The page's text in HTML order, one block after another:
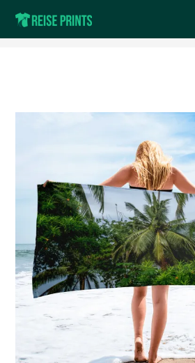
> Shop > Handtuch “Amphoe Don